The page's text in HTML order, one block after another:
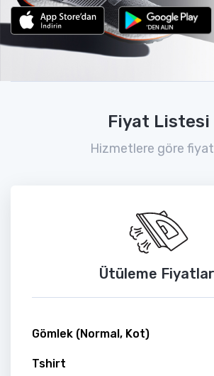
Fiyat Listesi
Hizmetlere göre
Ütüleme
Gömlek (Normal, Kot)
Tshirt